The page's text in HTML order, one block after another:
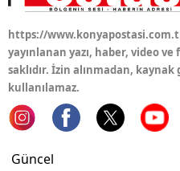
https://
yayınlanan yazı, haber, video
saklıdır. İzin alınmadan,
kullanılamaz.
Güncel